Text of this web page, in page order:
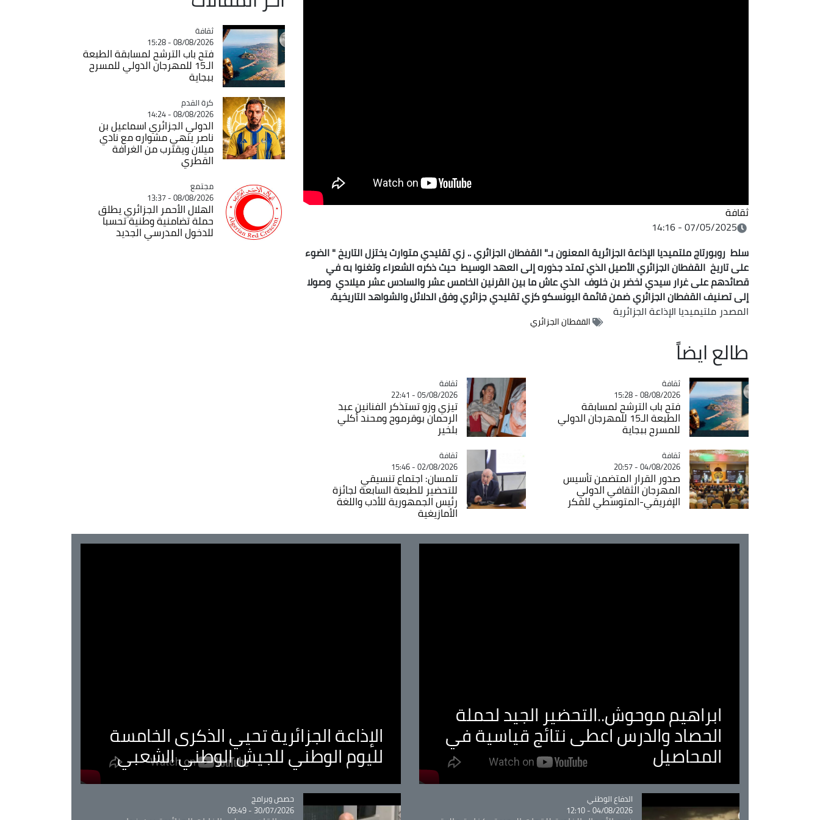
ثقافة
07/05/2025 - 14:16
سلط روبورتاج ملتميديا الإذاعة الجزائرية المعنون بـ" القفطان الجزائري .. زي تقليدي متوارث يختزل التاريخ " الضوء
على تاريخ القفطان الجزائري الأصيل الذي تمتد جذوره إلى العهد الوسيط حيث ذكره الشعراء وتغنوا به في
قصائدهم على غرار سيدي لخضر بن خلوف الذي عاش ما بين القرنين الخامس عشر والسادس عشر ميلادي وصولا
إلى تصنيف القفطان الجزائري ضمن قائمة اليونسكو كزي تقليدي جزائري وفق الدلائل والشواهد التاريخية.
المصدر ملتيميديا الإذاعة الجزائرية
القفطان الجزائري
طالع ايضاً
Catégorie
ثقافة
08/08/2026 - 15:28
فتح باب الترشح لمسابقة
الطبعة الـ15 للمهرجان الدولي
للمسرح ببجاية
Catégorie
ثقافة
05/08/2026 - 22:41
تيزي وزو تستذكر الفنانين عبد
الرحمان بوقرموح ومحند أكلي
بلخير
Catégorie
ثقافة
04/08/2026 - 20:57
صدور القرار المتضمن تأسيس
المهرجان الثقافي الدولي
الإفريقي-المتوسطي للفكر
Catégorie
ثقافة
02/08/2026 - 15:46
تلمسان: اجتماع تنسيقي
للتحضير للطبعة السابعة لجائزة
رئيس الجمهورية للأدب واللغة
الأمازيغية
Catégorie
ثقافة
08/08/2026 - 15:28
فتح باب الترشح لمسابقة الطبعة
الـ15 للمهرجان الدولي للمسرح
ببجاية
Catégorie
كرة القدم
08/08/2026 - 14:24
الدولي الجزائري اسماعيل بن
ناصر ينهي مشواره مع نادي
ميلان ويقترب من الغرافة
القطري
Catégorie
مجتمع
08/08/2026 - 13:37
الهلال الأحمر الجزائري يطلق
حملة تضامنية وطنية تحسبا
للدخول المدرسي الجديد
ابراهيم موحوش..التحضير الجيد لحملة
الحصاد والدرس اعطى نتائج قياسية في
المحاصيل
الإذاعة الجزائرية تحيي الذكرى الخامسة
لليوم الوطني للجيش الوطني الشعبي
Catégorie
الدفاع الوطني
04/08/2026 - 12:10
Catégorie
حصص وبرامج
30/07/2026 - 09:49